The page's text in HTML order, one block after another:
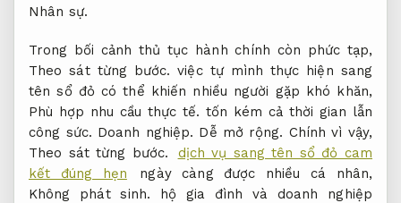
Nhân sự.
Trong bối cảnh thủ tục hành chính còn phức tạp,
Theo sát từng bước. việc tự mình thực hiện sang
tên sổ đỏ có thể khiến nhiều người gặp khó khăn,
Phù hợp nhu cầu thực tế. tốn kém cả thời gian lẫn
công sức. Doanh nghiệp. Dễ mở rộng. Chính vì vậy,
Theo sát từng bước.
dịch vụ sang tên sổ đỏ cam
kết đúng hẹn
ngày càng được nhiều cá nhân,
Không phát sinh. hộ gia đình và doanh nghiệp